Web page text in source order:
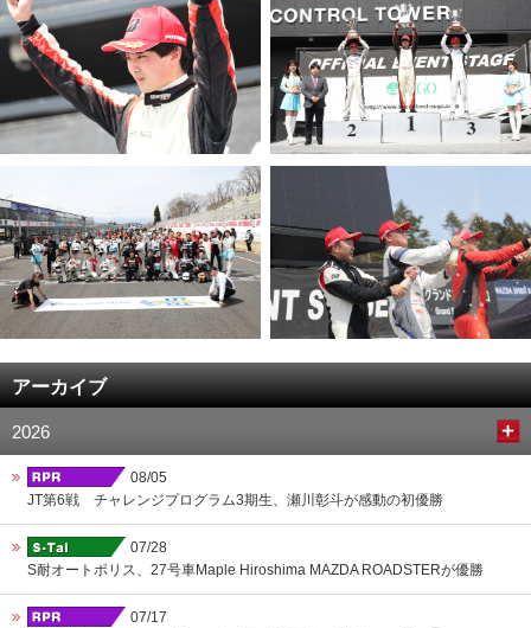
アーカイブ
2026
08/05
JT第6戦 チャレンジプログラム3期生、瀬川彰斗が感動の初優勝
07/28
S耐オートポリス、27号車Maple Hiroshima MAZDA ROADSTERが優勝
07/17